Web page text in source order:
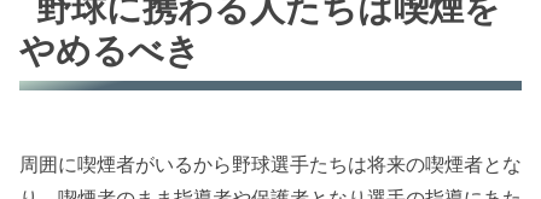
やめるべき
周囲に喫煙者がいるから野球選手たちは将来の喫煙者とな